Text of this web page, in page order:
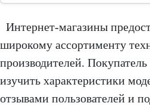
Интернет-магазины
широкому ассортименту
производителей.
изучить характеристики
отзывами пользователей и